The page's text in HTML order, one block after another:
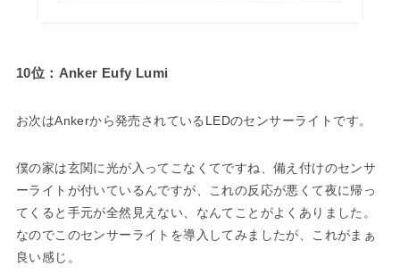
10位：Anker Eufy Lumi
お次はAnkerから発売されているLEDのセンサーライトです。
僕の家は玄関に光が入ってこなくてですね、備え付けのセンサ
ーライトが付いているんですが、これの反応が悪くて夜に帰っ
てくると手元が全然見えない、なんてことがよくありました。
なのでこのセンサーライトを導入してみましたが、これがまぁ
良い感じ。